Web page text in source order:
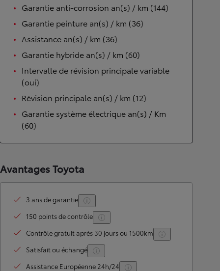
Garantie anti-corrosion an(s) / km (144)
Garantie peinture an(s) / km (36)
Assistance an(s) / km (36)
Garantie hybride an(s) / km (60)
Intervalle de révision principale variable
(oui)
Révision principale an(s) / km (12)
Garantie système électrique an(s) / Km
(60)
Avantages Toyota
3 ans de garantie
150 points de contrôle
Contrôle gratuit après 30 jours ou 1500km
Satisfait ou échangé
Assistance Européenne 24h/24